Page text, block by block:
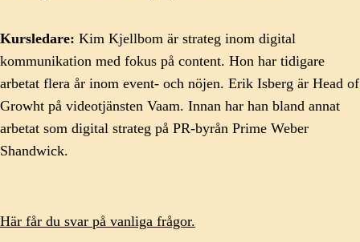
Kursledare: Kim Kjellbom är strateg inom digital
kommunikation med fokus på content. Hon har tidigare
arbetat flera år inom event- och nöjen. Erik Isberg är Head of
Growht på videotjänsten Vaam. Innan har han bland annat
arbetat som digital strateg på PR-byrån Prime Weber
Shandwick.
Här får du svar på vanliga frågor.